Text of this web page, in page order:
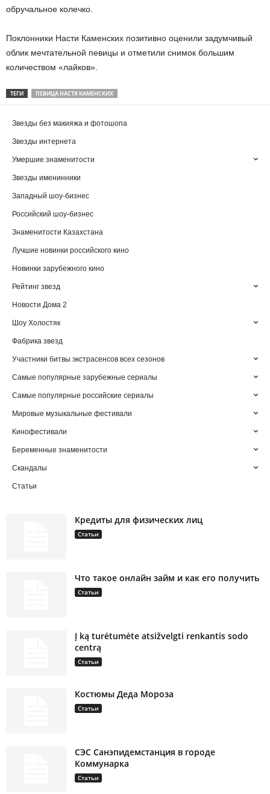
обручальное колечко.
Поклонники Насти Каменских позитивно оценили задумчивый
облик мечтательной певицы и отметили снимок большим
количеством «лайков».
ТЕГИ ПЕВИЦА НАСТЯ КАМЕНСКИХ
Звезды без макияжа и фотошопа
Звезды интернета
Умершие знаменитости
Звезды именинники
Западный шоу-бизнес
Российский шоу-бизнес
Знаменитости Казахстана
Лучшие новинки российского кино
Новинки зарубежного кино
Рейтинг звезд
Новости Дома 2
Шоу Холостяк
Фабрика звезд
Участники битвы экстрасенсов всех сезонов
Самые популярные зарубежные сериалы
Самые популярные российские сериалы
Мировые музыкальные фестивали
Кинофестивали
Беременные знаменитости
Скандалы
Статьи
Кредиты для физических лиц
Статьи
Что такое онлайн займ и как его получить
Статьи
Į ką turėtumėte atsižvelgti renkantis sodo
centrą
Статьи
Костюмы Деда Мороза
Статьи
СЭС Санэпидемстанция в городе
Коммунарка
Статьи